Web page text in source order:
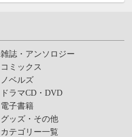
雑誌・アンソロジー
コミックス
ノベルズ
ドラマCD・DVD
電子書籍
グッズ・その他
カテゴリー一覧